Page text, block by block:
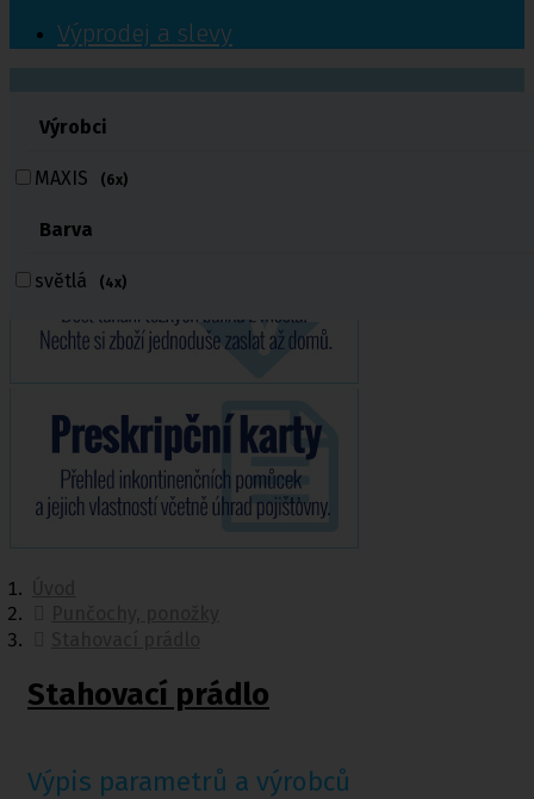
Výprodej a slevy
Výrobci
MAXIS (6x)
Barva
světlá (4x)
volejte
Stahovací prádlo
Výpis parametrů a výrobců